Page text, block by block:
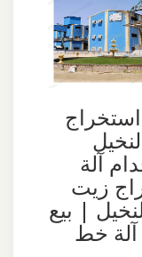
آلة
زيت
| بيع
خط